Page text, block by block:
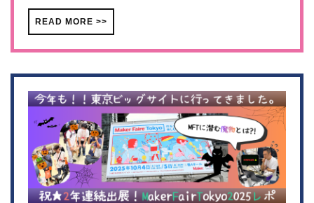
READ MORE >>